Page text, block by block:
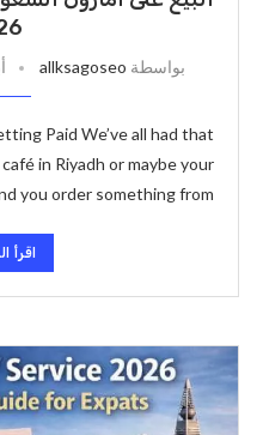
بواسطة allksagoseo
Paid We’ve all had that
in Riyadh or maybe your
you order something from …
اقرأ